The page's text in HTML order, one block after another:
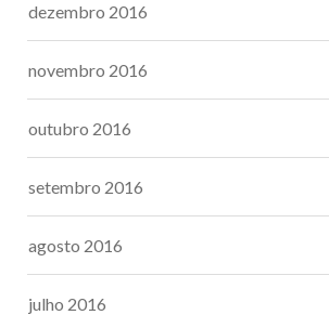
dezembro 2016
novembro 2016
outubro 2016
setembro 2016
agosto 2016
julho 2016